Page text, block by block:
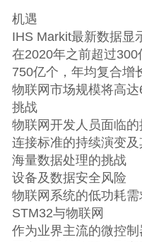
机遇
IHS Markit最新数据显
在2020年之前超过300
750亿个，年均复合增
物联网市场规模将高达
挑战
物联网开发人员面临的
连接标准的持续演变
海量数据处理的挑战
设备及数据安全风险
物联网系统的低功耗需
STM32与物联网
作为业界主流的微控